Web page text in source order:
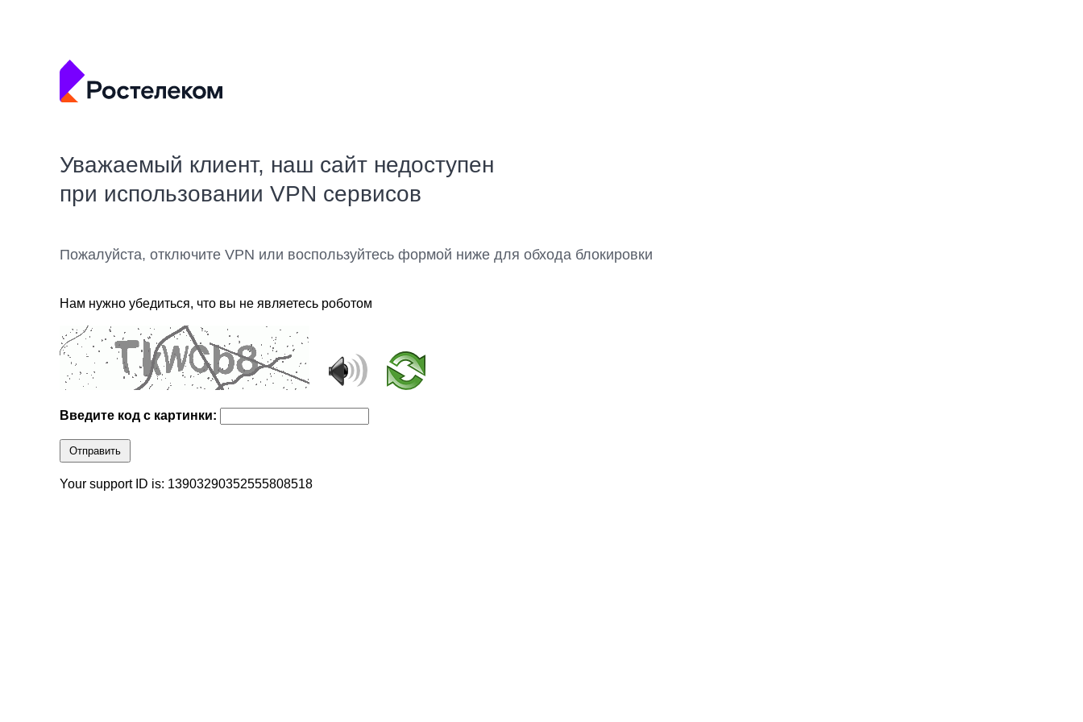
Уважаемый клиент, наш сайт недоступен
при использовании VPN сервисов
Пожалуйста, отключите VPN или воспользуйтесь формой ниже для обхода блокировки
Нам нужно убедиться, что вы не являетесь роботом
Введите код с картинки:
Отправить
Your support ID is: 13903290352555808518